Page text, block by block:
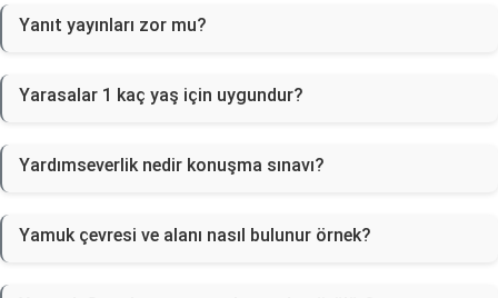
Yanıt yayınları zor mu?
Yarasalar 1 kaç yaş için uygundur?
Yardımseverlik nedir konuşma sınavı?
Yamuk çevresi ve alanı nasıl bulunur örnek?